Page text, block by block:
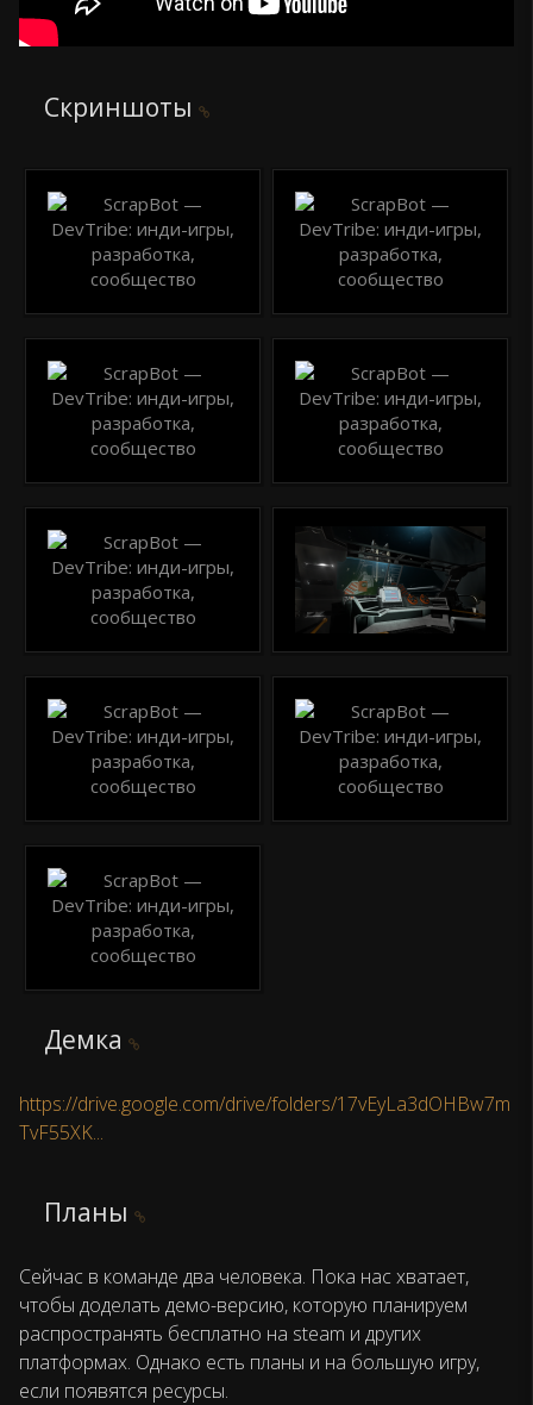
Скриншоты
Демка
https://drive.google.com/drive/folders/17vEyLa3dOHBw7m
TvF55XK...
Планы
Сейчас в команде два человека. Пока нас хватает,
чтобы доделать демо-версию, которую планируем
распространять бесплатно на steam и других
платформах. Однако есть планы и на большую игру,
если появятся ресурсы.